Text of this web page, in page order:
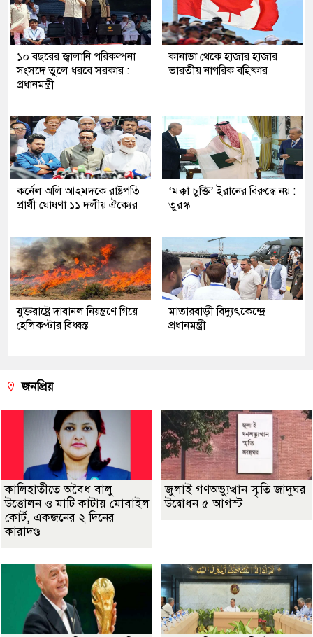
১০ বছরের জ্বালানি পরিকল্পনা
সংসদে তুলে ধরবে সরকার :
প্রধানমন্ত্রী
কানাডা থেকে হাজার হাজার
ভারতীয় নাগরিক বহিষ্কার
কর্নেল অলি আহমদকে রাষ্ট্রপতি
প্রার্থী ঘোষণা ১১ দলীয় ঐক্যের
‘মক্কা চুক্তি’ ইরানের বিরুদ্ধে নয় :
তুরস্ক
যুক্তরাষ্ট্রে দাবানল নিয়ন্ত্রণে গিয়ে
হেলিকপ্টার বিধ্বস্ত
মাতারবাড়ী বিদ্যুৎকেন্দ্রে
প্রধানমন্ত্রী
জনপ্রিয়
কালিহাতীতে অবৈধ বালু
উত্তোলন ও মাটি কাটায় মোবাইল
কোর্ট, একজনের ২ দিনের
কারাদণ্ড
জুলাই গণঅভ্যুত্থান স্মৃতি জাদুঘর
উদ্বোধন ৫ আগস্ট